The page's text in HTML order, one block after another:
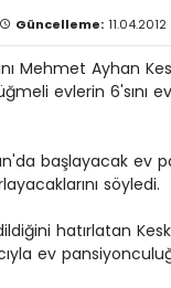
Güncelleme:
Mehmet Ayhan
evlerin 6'sını
başlayacak ev
söyledi.
hatırlatan
ev